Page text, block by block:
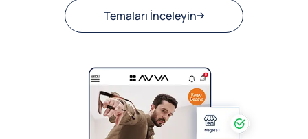
Temaları İnceleyin